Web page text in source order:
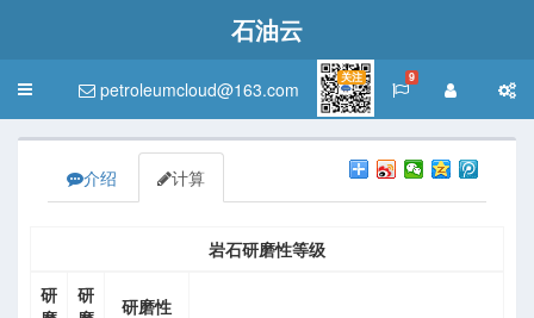
石油云
Toggle
petroleumcloud@163.com
关注 9
介绍 计算
岩石研磨性等级
研
研
研磨性